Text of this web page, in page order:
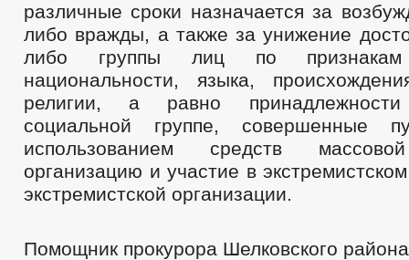
различные сроки назначается за
либо вражды, а также за унижение
либо группы лиц по
национальности, языка,
религии, а равно
социальной группе, совершенные
использованием средств
организацию и участие в
экстремистской организации.
Помощник прокурора Шелковского района